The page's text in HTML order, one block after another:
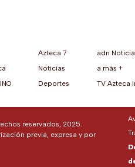
pestaña)
pestaña)
una nueva pestaña)
en una nueva pestaña)
abre en una nueva pestaña)
(se abre en una nueva
Azteca 7
Noticias
Deportes
adn
a más +
TV Azteca
reservados, 2025.
previa, expresa y por